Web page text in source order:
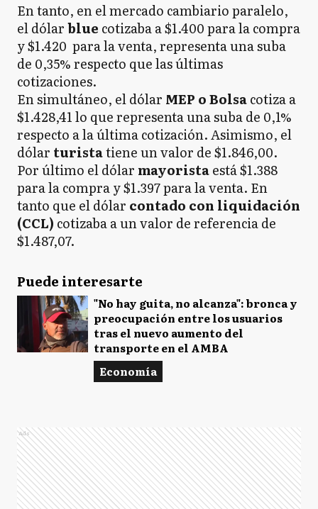
En tanto, en el mercado cambiario paralelo,
el dólarblue cotizaba a $1.400 para la compra
y $1.420 para la venta, representa una suba
de 0,35% respecto que las últimas
cotizaciones.
En simultáneo, el dólar MEP o Bolsacotiza a
$1.428,41 lo que representa una suba de 0,1%
respecto a la última cotización. Asimismo, el
dólar turistatiene un valor de $1.846,00.
Por último el dólar mayoristaestá $1.388
para la compra y $1.397 para la venta. En
tanto que el dólar contado con liquidación
(CCL) cotizaba a un valor de referencia de
$1.487,07.
Puede interesarte
"No hay guita, no alcanza": bronca y
preocupación entre los usuarios
tras el nuevo aumento del
transporte en el AMBA
Economía
Ads